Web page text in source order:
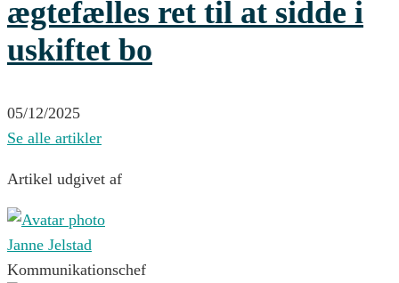
ægtefælles ret til at sidde i
uskiftet bo
05/12/2025
Se alle artikler
Artikel udgivet af
Janne Jelstad
Kommunikationschef